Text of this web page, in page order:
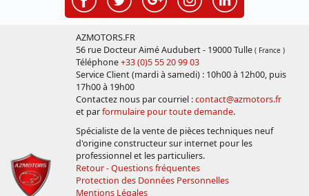
AZMOTORS.FR
56 rue Docteur Aimé Audubert - 19000 Tulle ( France )
Téléphone+33 (0)5 55 20 99 03
Service Client (mardi à samedi) : 10h00 à 12h00, puis
17h00 à 19h00
Contactez nous par courriel :contact@azmotors.fr
et parformulaire pour toute demande.
Spécialiste de la vente de pièces techniques neuf
d'origine constructeur sur internet pour les
professionnel et les particuliers.
Retour - Questions fréquentes
Protection des Données Personnelles
Mentions Légales